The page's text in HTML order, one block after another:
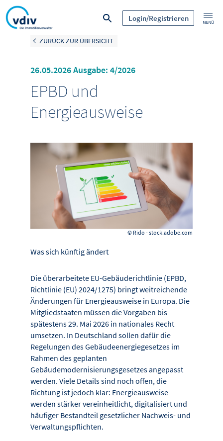
Login/Registrieren
ZURÜCK ZUR ÜBERSICHT
26.05.2026 Ausgabe: 4/2026
EPBD und
Energieausweise
© Rido - stock.adobe.com
Was sich künftig ändert
Die überarbeitete EU-Gebäuderichtlinie (EPBD,
Richtlinie (EU) 2024/1275) bringt weitreichende
Änderungen für Energieausweise in Europa. Die
Mitgliedstaaten müssen die Vorgaben bis
spätestens 29. Mai 2026 in nationales Recht
umsetzen. In Deutschland sollen dafür die
Regelungen des Gebäudeenergiegesetzes im
Rahmen des geplanten
Gebäudemodernisierungsgesetzes angepasst
werden. Viele Details sind noch offen, die
Richtung ist jedoch klar: Energieausweise
werden stärker vereinheitlicht, digitalisiert und
häufiger Bestandteil gesetzlicher Nachweis- und
Verwaltungspflichten.